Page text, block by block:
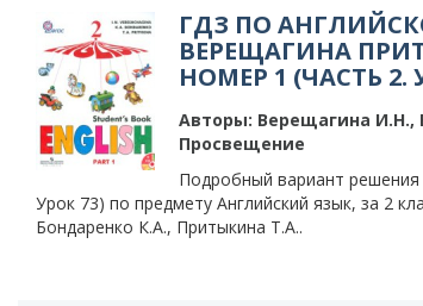
ГДЗ ПО
ВЕРЕЩАГИНА
НОМЕР 1 (ЧАСТЬ 2.
Авторы: Верещагина И.Н.,
Просвещение
Подробный вариант
Урок 73) по предмету Английский язык, за 2
Бондаренко К.А., Притыкина T.A..